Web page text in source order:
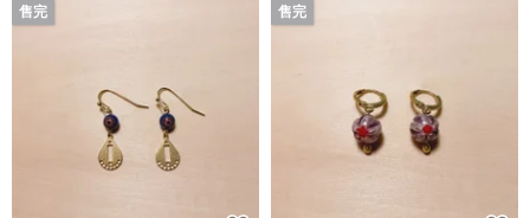
售完 售完